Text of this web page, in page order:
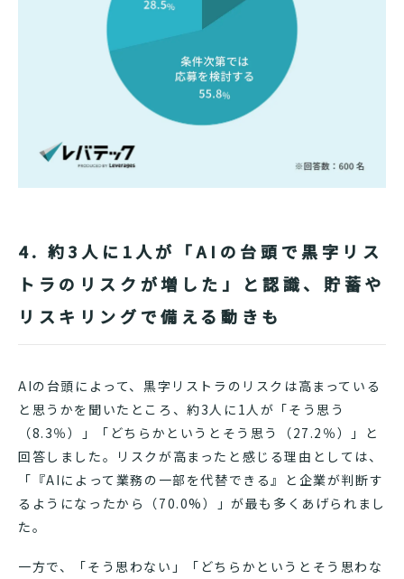
4. 約3人に1人が「AIの台頭で黒字リス
トラのリスクが増した」と認識、貯蓄や
リスキリングで備える動きも
AIの台頭によって、黒字リストラのリスクは高まっている
と思うかを聞いたところ、約3人に1人が「そう思う
（8.3％）」「どちらかというとそう思う（27.2％）」と
回答しました。リスクが高まったと感じる理由としては、
「『AIによって業務の一部を代替できる』と企業が判断す
るようになったから（70.0%）」が最も多くあげられまし
た。
一方で、「そう思わない」「どちらかというとそう思わな